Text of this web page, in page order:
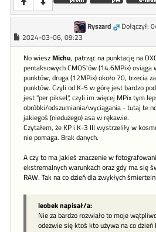
Ryszard
Dołączył:
2024-03-06, 09:23
No wieszMichu, patrząc na punktację na
pentaksowych CMOS'ów (14.6MPix) osiąga
punktów, druga (12MPix) około 70, trzecia
punktów. Czyli od K-5 w górę jest bardzo
jest "per piksel", czyli im więcej MPix tym
obróbki/odszumiania/wyciągania - tutaj te
jakiegoś (niedużego) asa w rękawie.
Czytałem, że KP i K-3 III wystrzeliły w
nie pomaga. Brak danych.
A czy to ma jakieś znaczenie w
ekstremalnych warunkach oraz gdy ma się
RAW. Tak na co dzień dla zwykłych
leobek napisał/a:
Nie za bardzo rozwiało to moje
odezwie się ktoś kto używa na co dzień